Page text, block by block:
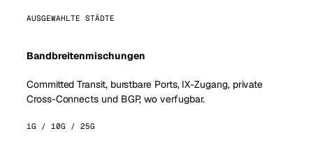
AUSGEWAHLTE STÄDTE
Bandbreitenmischungen
Committed Transit, burstbare Ports, IX-Zugang, private
Cross-Connects und BGP, wo verfugbar.
1G / 10G / 25G